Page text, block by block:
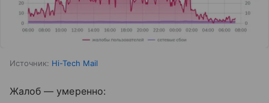
Источник: Hi-Tech Mail
Жалоб — умеренно: